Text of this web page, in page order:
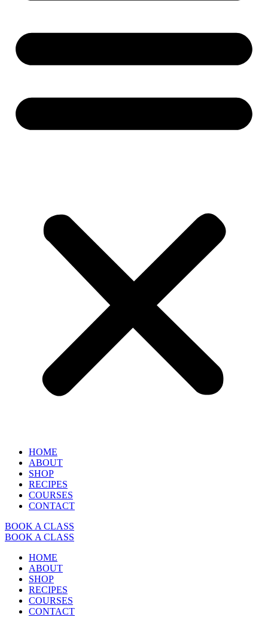
HOME
ABOUT
SHOP
RECIPES
COURSES
CONTACT
BOOK A CLASS
BOOK A CLASS
HOME
ABOUT
SHOP
RECIPES
COURSES
CONTACT